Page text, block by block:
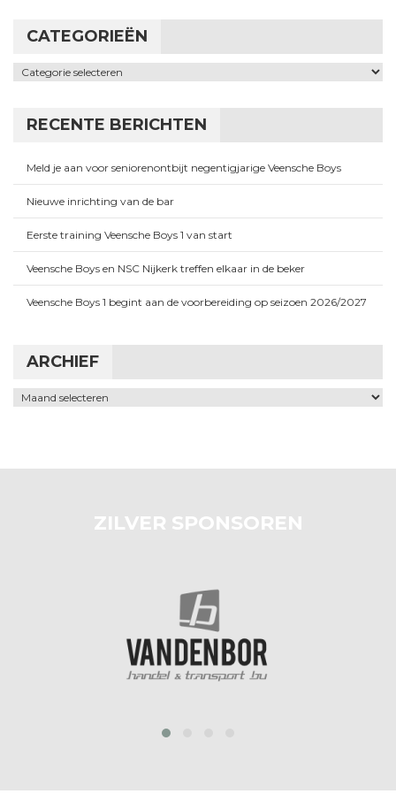
CATEGORIEËN
Categorieën
RECENTE BERICHTEN
Meld je aan voor seniorenontbijt negentigjarige Veensche Boys
Nieuwe inrichting van de bar
Eerste training Veensche Boys 1 van start
Veensche Boys en NSC Nijkerk treffen elkaar in de beker
Veensche Boys 1 begint aan de voorbereiding op seizoen 2026/2027
ARCHIEF
Archief
ZILVER SPONSOREN
prev